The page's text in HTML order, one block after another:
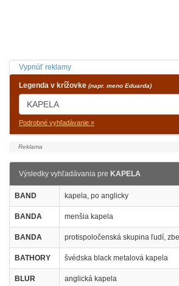
Vypnúť reklamy
Legenda v krížovke (napr. meno Eduarda)
Podrobné vyhľadávanie »
Výsledky vyhľadávania pre KAPELA
BAND kapela, po anglicky
BANDA menšia kapela
BANDA protispoločenská skupina ľudí,
BATHORY švédska black metalová kapela
BLUR anglická kapela